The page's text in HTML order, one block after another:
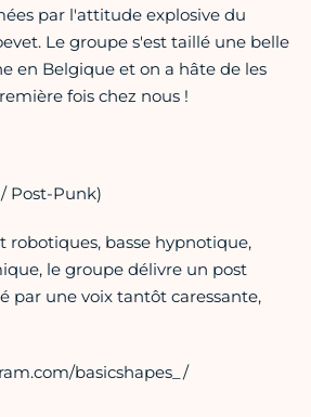
par l'attitude explosive du
Le groupe s'est taillé une belle
en Belgique et on a hâte de les
fois chez nous !
Post-Punk)
robotiques, basse hypnotique,
le groupe délivre un post
par une voix tantôt caressante,
basicshapes_/